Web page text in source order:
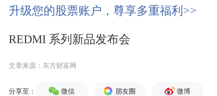
频
升级您的股票账户，尊享多重福利>>
REDMI 系列新品发布会
文章来源：东方财富网
分享至： 微信 朋友圈 微博